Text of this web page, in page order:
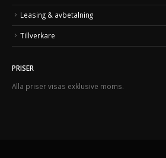
Leasing & avbetalning
Tillverkare
PRISER
Alla priser visas exklusive moms.